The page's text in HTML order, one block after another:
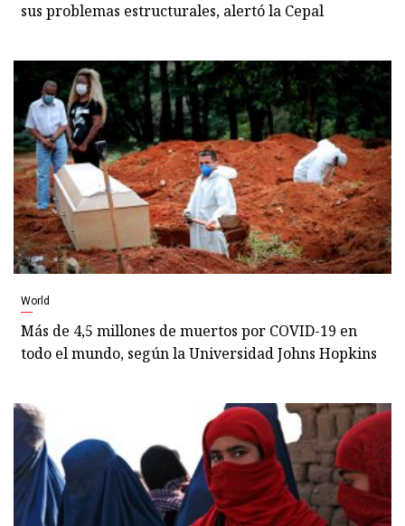
sus problemas estructurales, alertó la Cepal
World
Más de 4,5 millones de muertos por COVID-19 en
todo el mundo, según la Universidad Johns Hopkins